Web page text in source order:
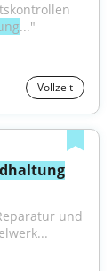
..."
Vollzeit
und